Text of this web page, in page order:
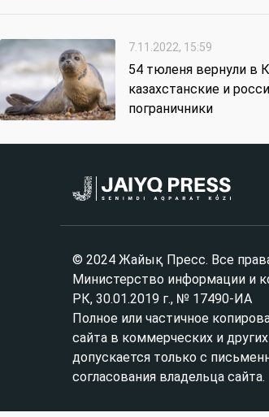
7.11.2022, 15:59
54 тюленя вернули в
казахстанские и
пограничники
© 2024 Жайық Пресс. Все
Министерство информации и
РК, 30.01.2019 г., № 17490-ИА
Полное или частичное
сайта в коммерческих и
допускается только с
согласования владельца сайта.